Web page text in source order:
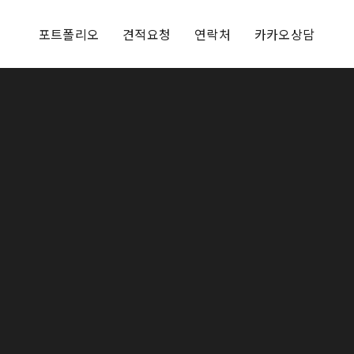
포트폴리오 견적요청 연락처 카카오상담